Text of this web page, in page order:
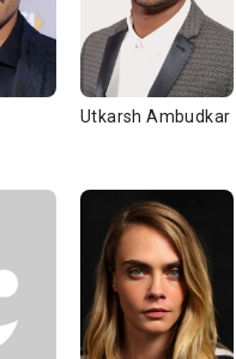
Utkarsh Ambudkar